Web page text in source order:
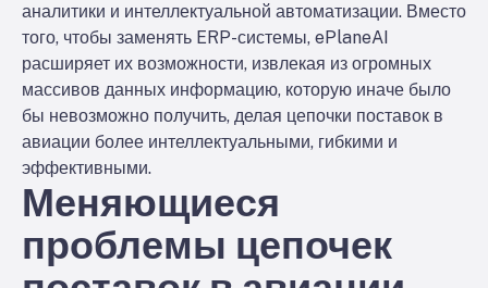
аналитики и интеллектуальной автоматизации. Вместо
того, чтобы заменять ERP-системы, ePlaneAI
расширяет их возможности, извлекая из огромных
массивов данных информацию, которую иначе было
бы невозможно получить, делая цепочки поставок в
авиации более интеллектуальными, гибкими и
эффективными.
Меняющиеся
проблемы цепочек